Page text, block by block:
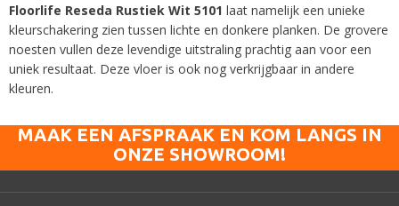
Floorlife Reseda Rustiek Wit 5101 laat namelijk een unieke
kleurschakering zien tussen lichte en donkere planken. De grovere
noesten vullen deze levendige uitstraling prachtig aan voor een
uniek resultaat. Deze vloer is ook nog verkrijgbaar in andere
kleuren.
MAAK EEN AFSPRAAK EN KOM LANGS IN
ONZE SHOWROOM!